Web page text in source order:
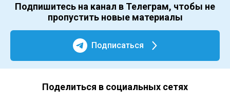
Подпишитесь на канал в Телеграм, чтобы не
пропустить новые материалы
Подписаться
Поделиться в социальных сетях